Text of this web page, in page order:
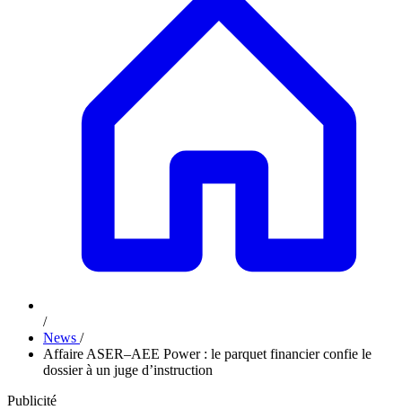
/
News /
Affaire ASER–AEE Power : le parquet financier confie le
dossier à un juge d’instruction
Publicité